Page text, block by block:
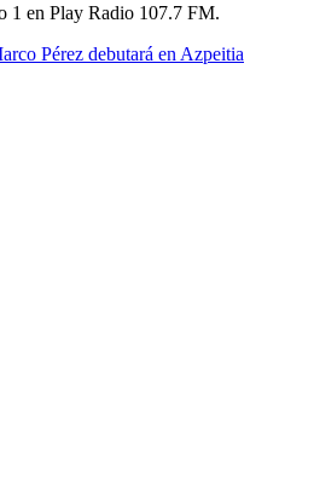
1 en Play Radio 107.7 FM.
Pérez debutará en Azpeitia